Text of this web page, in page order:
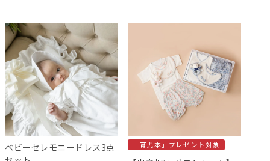
ベビーセレモニードレス3点
「育児本」プレゼント対象